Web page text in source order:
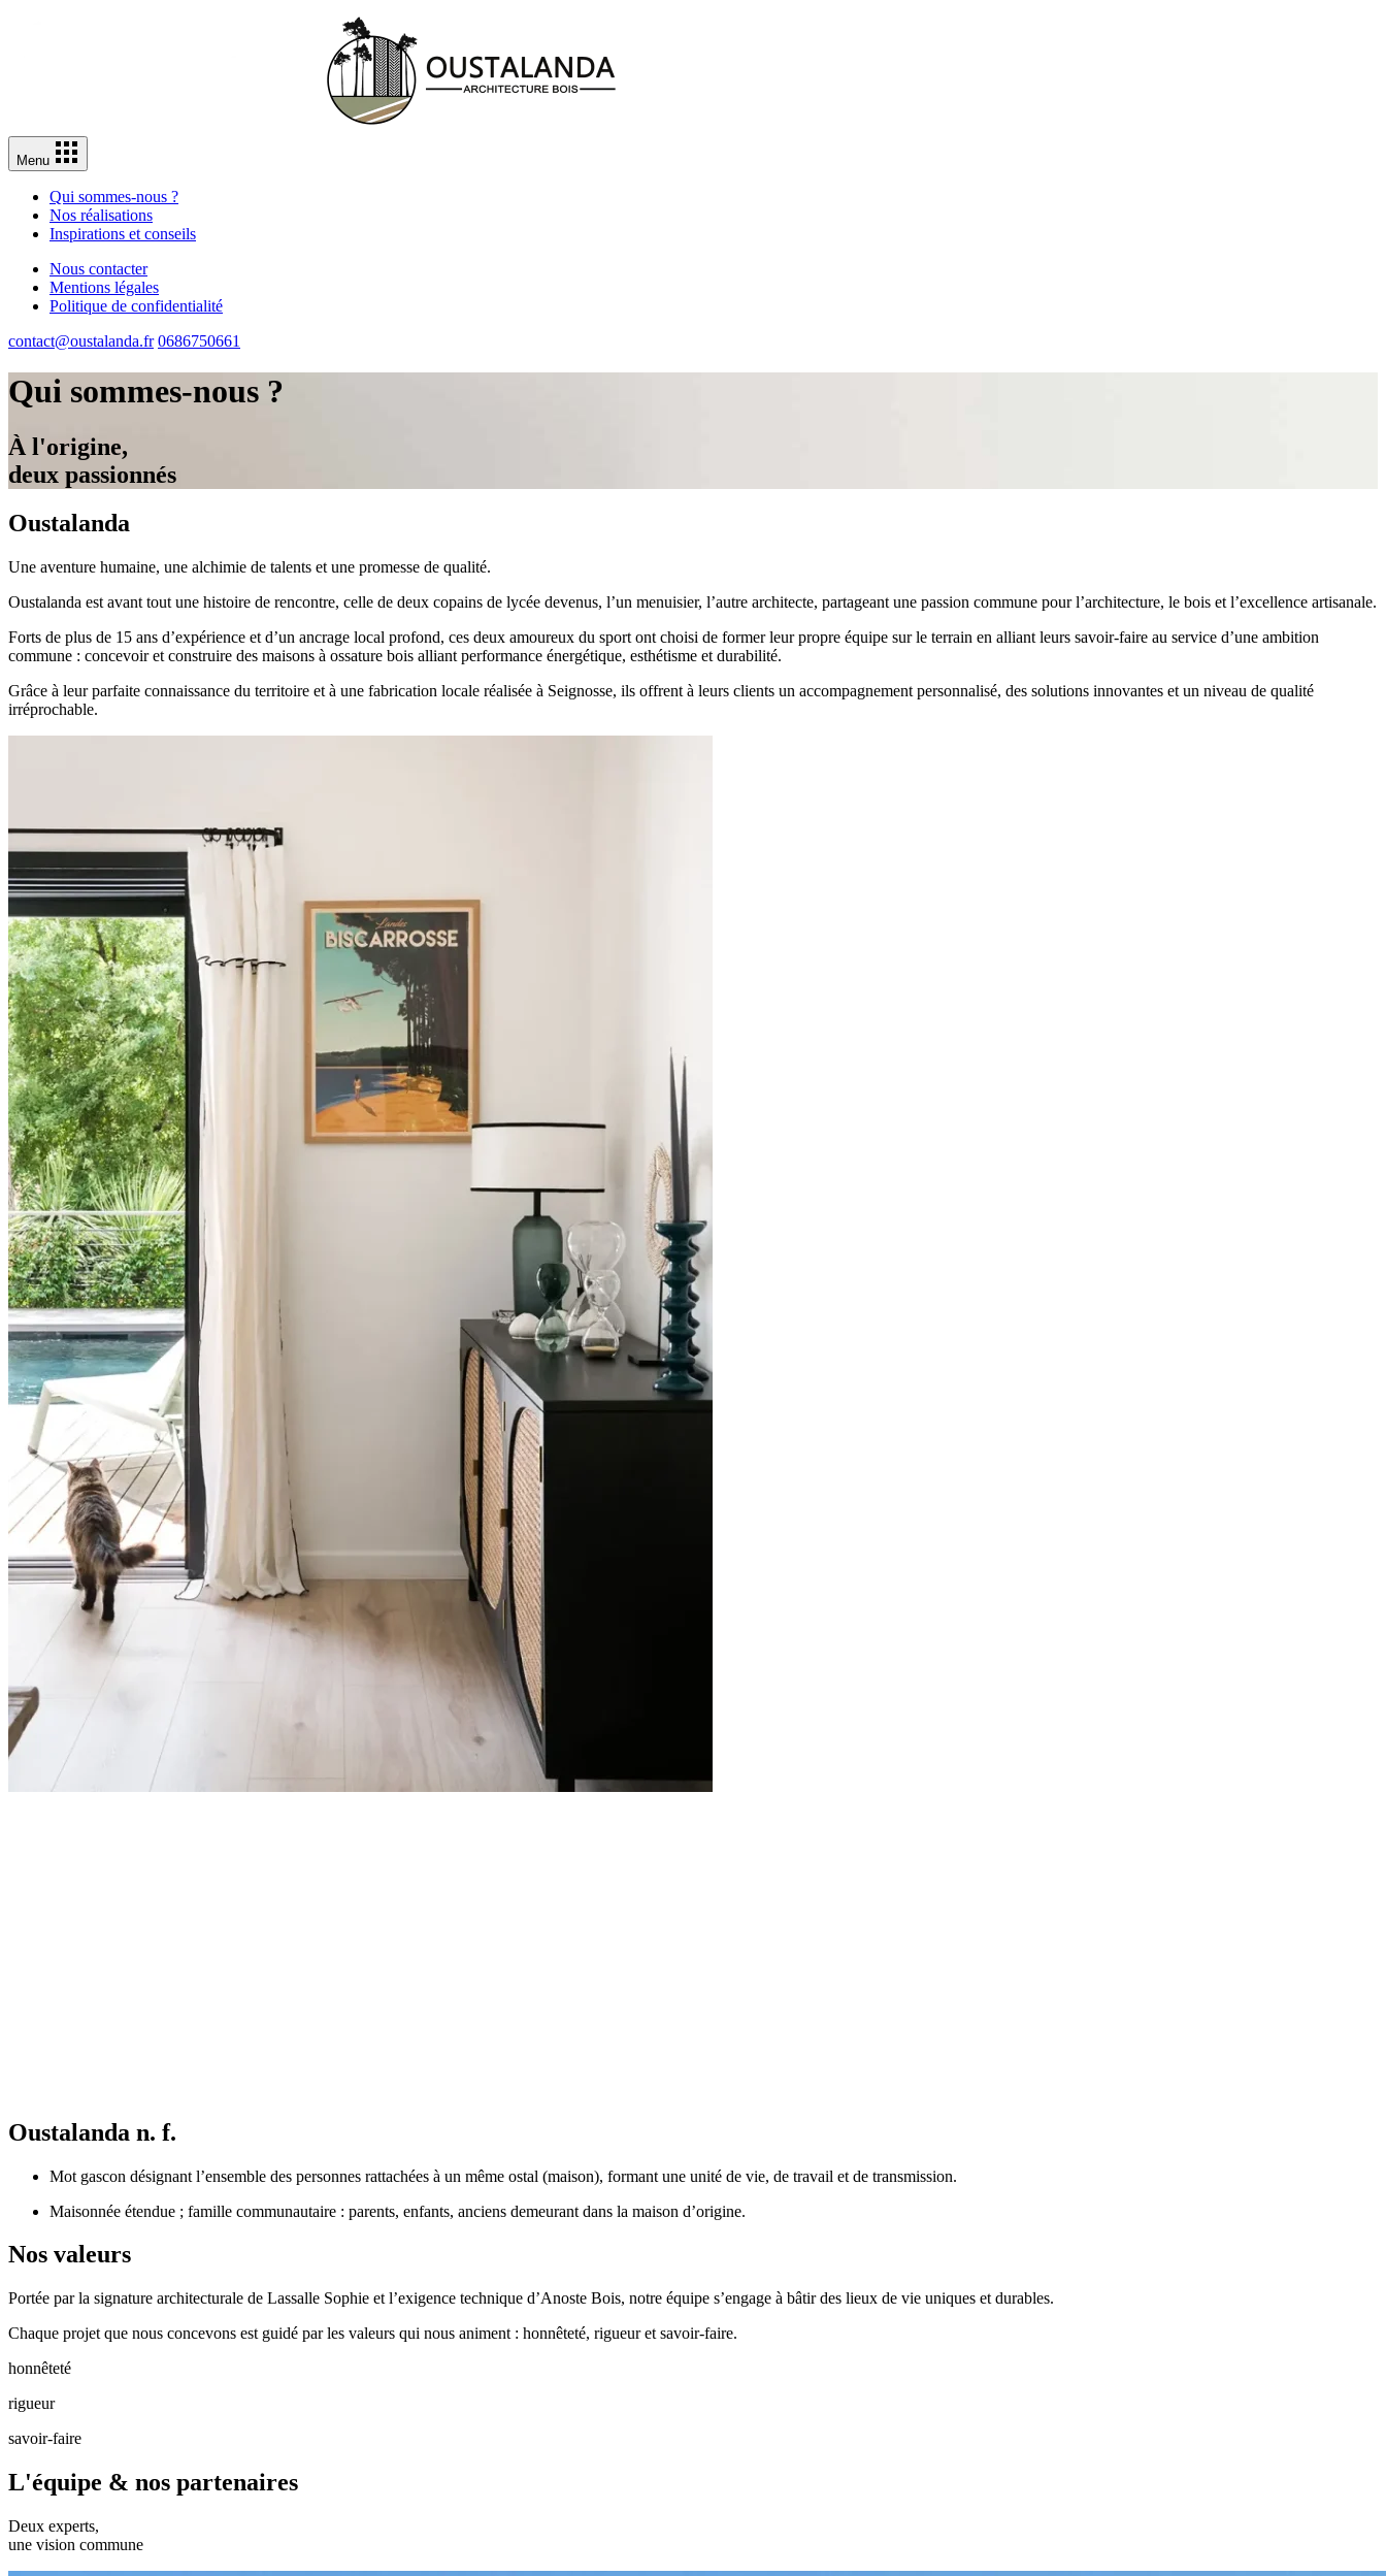
Menu
Qui sommes-nous ?
Nos réalisations
Inspirations et conseils
Nous contacter
Mentions légales
Politique de confidentialité
contact@oustalanda.fr 0686750661
Qui sommes-nous ?
À l'origine,
deux passionnés
Oustalanda
Une aventure humaine, une alchimie de talents et une promesse de qualité.
Oustalanda est avant tout une histoire de rencontre, celle de deux copains de lycée devenus, l’un menuisier, l’autre architecte, partageant une passion commune pour l’architecture, le bois et l’excellence artisanale.
Forts de plus de 15 ans d’expérience et d’un ancrage local profond, ces deux amoureux du sport ont choisi de former leur propre équipe sur le terrain en alliant leurs savoir-faire au service d’une ambition
commune : concevoir et construire des maisons à ossature bois alliant performance énergétique, esthétisme et durabilité.
Grâce à leur parfaite connaissance du territoire et à une fabrication locale réalisée à Seignosse, ils offrent à leurs clients un accompagnement personnalisé, des solutions innovantes et un niveau de qualité
irréprochable.
Oustalanda n. f.
Mot gascon désignant l’ensemble des personnes rattachées à un même ostal (maison), formant une unité de vie, de travail et de transmission.
Maisonnée étendue ; famille communautaire : parents, enfants, anciens demeurant dans la maison d’origine.
Nos valeurs
Portée par la signature architecturale de Lassalle Sophie et l’exigence technique d’Anoste Bois, notre équipe s’engage à bâtir des lieux de vie uniques et durables.
Chaque projet que nous concevons est guidé par les valeurs qui nous animent : honnêteté, rigueur et savoir-faire.
honnêteté
rigueur
savoir-faire
L'équipe & nos partenaires
Deux experts,
une vision commune